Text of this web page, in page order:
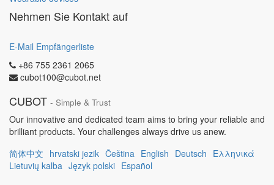
Nehmen Sie Kontakt auf
E-Mail Empfängerliste
+86 755 2361 2065
cubot100@cubot.net
CUBOT - Simple & Trust
Our innovative and dedicated team aims to bring your reliable and
brilliant products. Your challenges always drive us anew.
简体中文 hrvatski jezik Čeština English Deutsch Ελληνικά
Lietuvių kalba Język polski Español